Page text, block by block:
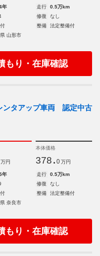
年 走行
0.5万km
修復
なし
整備
法定整備付
山形市
もり・在庫確認
ンタアップ車両 認定中古
万円
本体価格
378. 0 万円
年 走行
0.5万km
修復
なし
整備
法定整備付
奈良市
もり・在庫確認